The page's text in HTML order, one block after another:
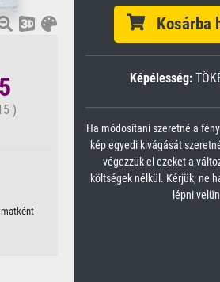
)
Kosárba
Képélesség:
Ha módosítani szeretné a
kép egyedi kivágását
végezzük el ezeket a
költségek nélkül. Kérjük, ne
lépni